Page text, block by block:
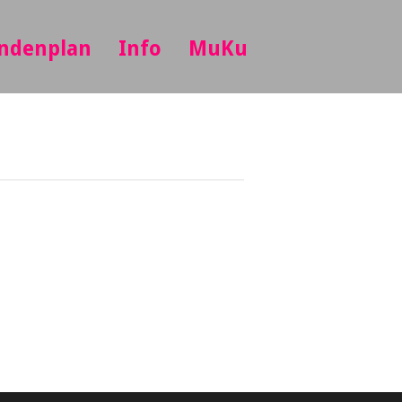
Info MuKu